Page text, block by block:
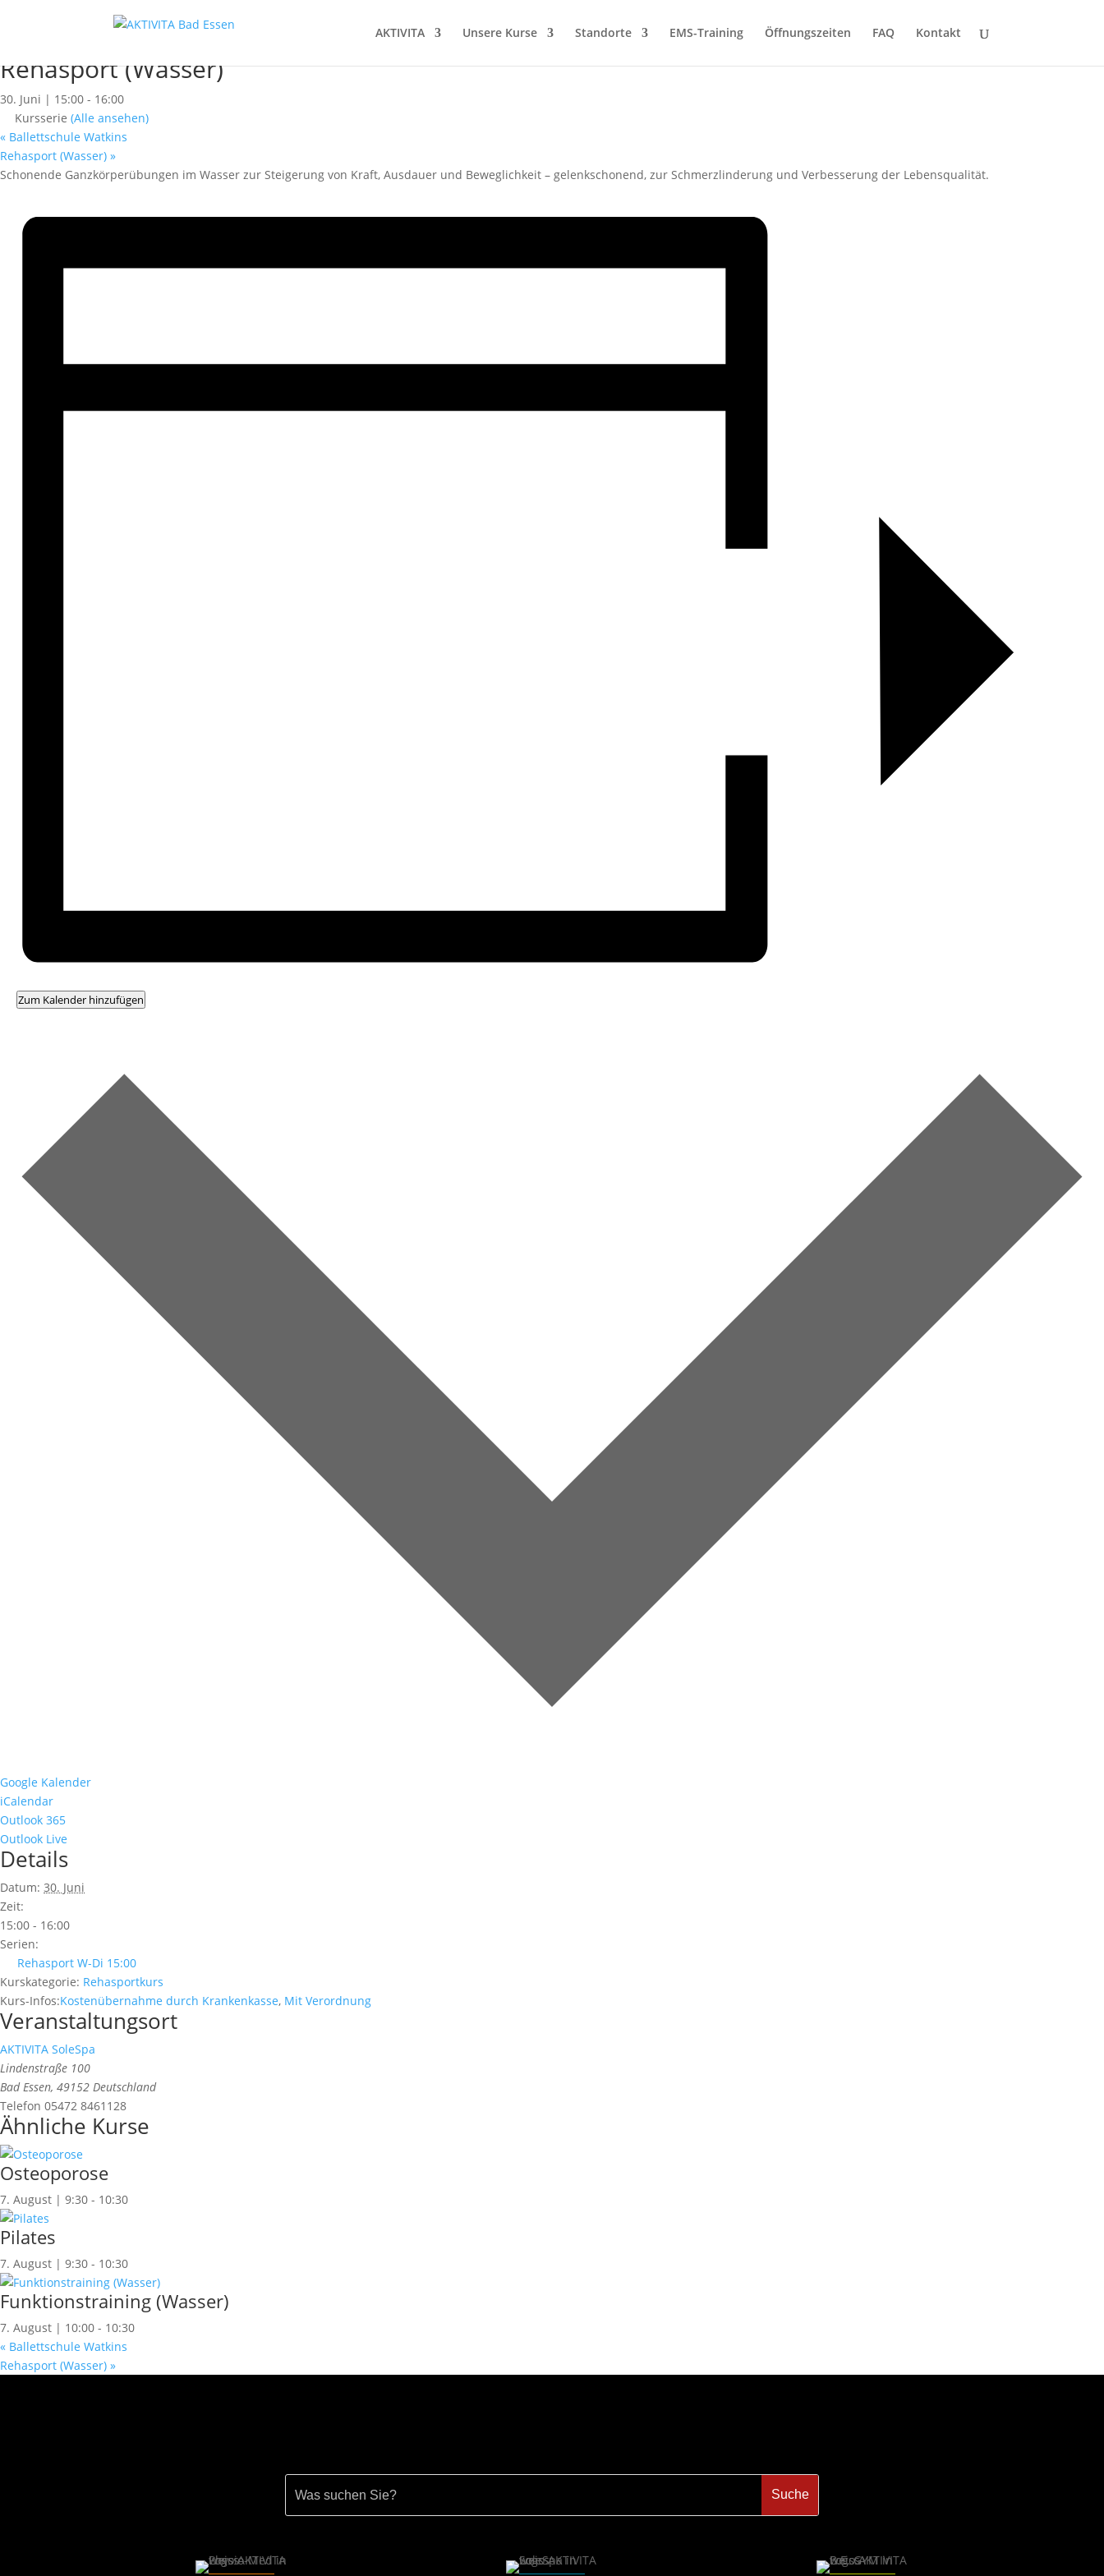
AKTIVITA Unsere Kurse Standorte EMS-Training Öffnungszeiten FAQ Kontakt
Rehasport (Wasser)
30. Juni | 15:00 - 16:00
Kursserie (Alle ansehen)
« Ballettschule Watkins
Rehasport (Wasser) »
Schonende Ganzkörperübungen im Wasser zur Steigerung von Kraft, Ausdauer und Beweglichkeit – gelenkschonend, zur Schmerzlinderung und Verbesserung der Lebensqualität.
Zum Kalender hinzufügen
Google Kalender
iCalendar
Outlook 365
Outlook Live
Details
Datum: 30. Juni
Zeit:
15:00 - 16:00
Serien:
Rehasport W-Di 15:00
Kurskategorie: Rehasportkurs
Kurs-Infos:Kostenübernahme durch Krankenkasse, Mit Verordnung
Veranstaltungsort
AKTIVITA SoleSpa
Lindenstraße 100
Bad Essen, 49152 Deutschland
Telefon 05472 8461128
Ähnliche Kurse
Osteoporose
7. August | 9:30 - 10:30
Pilates
7. August | 9:30 - 10:30
Funktionstraining (Wasser)
7. August | 10:00 - 10:30
« Ballettschule Watkins
Rehasport (Wasser) »